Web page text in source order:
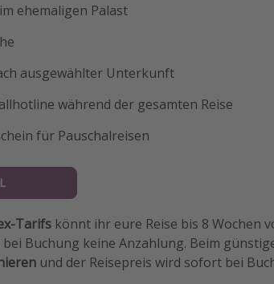
ehemaligen Palast
ausgewählter Unterkunft
während der gesamten Reise
für Pauschalreisen
Tarifs könnt ihr eure Reise bis 8 Wochen
bei Buchung keine Anzahlung. Beim
und der Reisepreis wird sofort bei